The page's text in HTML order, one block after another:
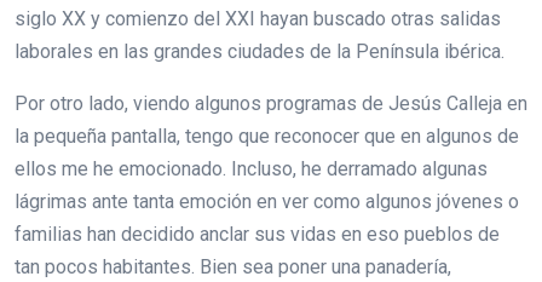
siglo XX y comienzo del XXI hayan buscado otras salidas
laborales en las grandes ciudades de la Península ibérica.
Por otro lado, viendo algunos programas de Jesús Calleja en
la pequeña pantalla, tengo que reconocer que en algunos de
ellos me he emocionado. Incluso, he derramado algunas
lágrimas ante tanta emoción en ver como algunos jóvenes o
familias han decidido anclar sus vidas en eso pueblos de
tan pocos habitantes. Bien sea poner una panadería,